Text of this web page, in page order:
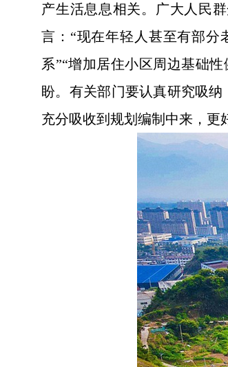
产生活息息相关。广大人民
言：“现在年轻人甚至有部分
系”“增加居住小区周边基础
盼。有关部门要认真研究吸
充分吸收到规划编制中来，更